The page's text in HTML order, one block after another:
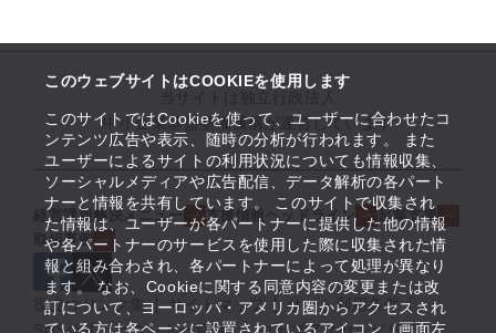
このウェブサイトはCOOKIEを使用します
このサイトではCookieを使って、ユーザーに合わせたコ
ンテンツ広告や表示、随時の分析が行われます。 また
ユーザーによるサイトの利用状況についても情報収集、
ソーシャルメディアや広告配信、データ解析の各パート
ナーと情報を共有しています。 このサイトで収集され
た情報は、ユーザーが各パートナーに提供した他の情報
や各パートナーのサービスを使用した際に収集された情
報と組み合わされ、各パートナーによって処理が異なり
ます。 なお、Cookieに関する同意内容の変更または改
訂について、ヨーロッパ・アメリカ圏からアクセスされ
ている方は各ページに設置されているアイコン（画面左
中小企業基盤整備機構が運営しています
経営課題解決メニュー 支援情報ヘッドライン
起業支援
取組事例
役立つリンク集 サイトマップ
サイト利用条件